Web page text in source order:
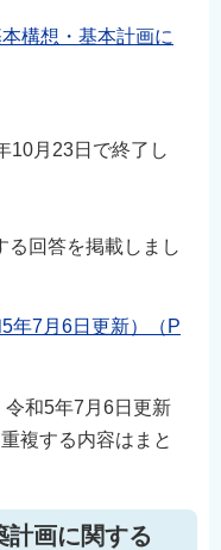
構想・基本計画に
10月23日で終了し
回答を掲載しまし
年7月6日更新）（P
令和5年7月6日更新
複する内容はまと
計画に関する